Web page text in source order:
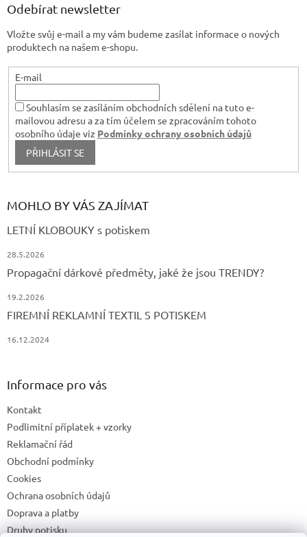
Odebírat newsletter
Vložte svůj e-mail a my vám budeme zasílat informace o nových
produktech na našem e-shopu.
E-mail
Souhlasím se zasíláním obchodních sdělení na tuto e-
mailovou adresu a za tím účelem se zpracováním tohoto
osobního údaje viz Podmínky ochrany osobních údajů
PŘIHLÁSIT SE
MOHLO BY VÁS ZAJÍMAT
LETNÍ KLOBOUKY s potiskem
28.5.2026
Propagační dárkové předměty, jaké že jsou TRENDY?
19.2.2026
FIREMNÍ REKLAMNÍ TEXTIL S POTISKEM
16.12.2024
Informace pro vás
Kontakt
Podlimitní příplatek + vzorky
Reklamační řád
Obchodní podmínky
Cookies
Ochrana osobních údajů
Doprava a platby
Druhy potisku